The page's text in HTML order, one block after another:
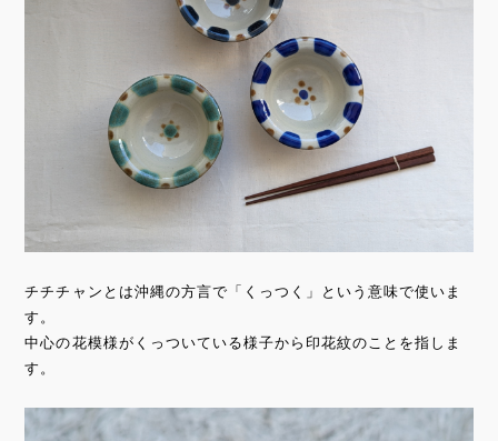
チチチャンとは沖縄の方言で「くっつく」という意味で使いま
す。
中心の花模様がくっついている様子から印花紋のことを指しま
す。